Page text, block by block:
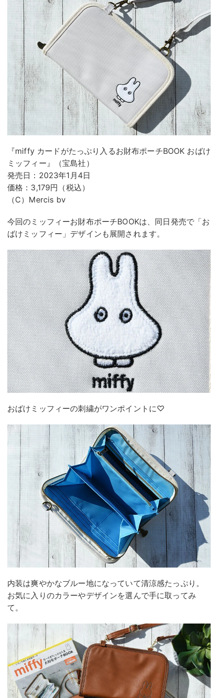
『miffy カードがたっぷり入るお財布ポーチBOOK おばけ
ミッフィー』（宝島社）
発売日：2023年1月4日
価格：3,179円（税込）
（C）Mercis bv
今回のミッフィーお財布ポーチBOOKは、同日発売で「お
ばけミッフィー」デザインも展開されます。
おばけミッフィーの刺繍がワンポイントに♡
内装は爽やかなブルー地になっていて清涼感たっぷり。
お気に入りのカラーやデザインを選んで手に取ってみ
て。